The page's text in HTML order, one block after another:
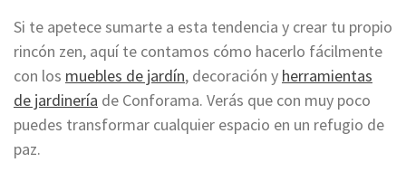
Si te apetece sumarte a esta tendencia y crear tu propio
rincón zen, aquí te contamos cómo hacerlo fácilmente
con los muebles de jardín, decoración y herramientas
de jardinería de Conforama. Verás que con muy poco
puedes transformar cualquier espacio en un refugio de
paz.